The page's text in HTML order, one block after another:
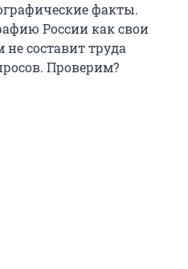
факты.
России как свои
не составит труда
Проверим?